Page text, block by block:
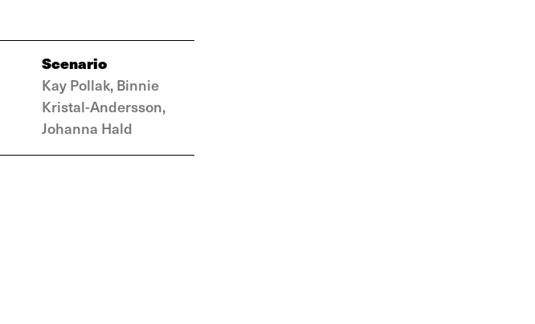
Scenario
Kay Pollak, Binnie
Kristal-Andersson,
Johanna Hald